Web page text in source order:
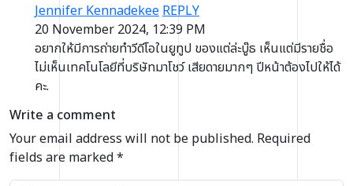
Jennifer KennadekeeREPLY
20 November 2024, 12:39 PM
อยากให้มีการถ่ายทำวีดีโอในยูทูป ของแต่ล่ะบู๊ธ เห็นแต่มีรายชื่อ
ไม่เห็นเทคโนโลยีที่บริษัทมาโชว์ เสียดายมากๆ ปีหน้าต้องไปให้ได้
คะ.
Write a comment
Your email address will not be published. Required
fields are marked *